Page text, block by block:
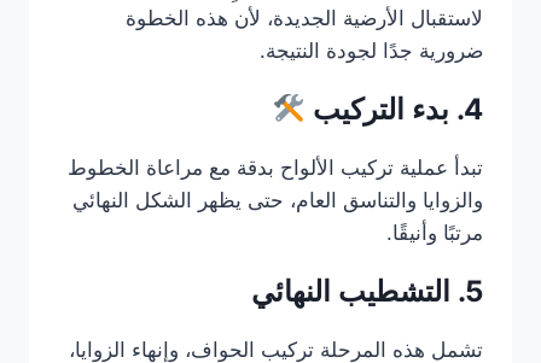
لاستقبال الأرضية الجديدة، لأن هذه الخطوة
ضرورية جدًا لجودة النتيجة.
4. بدء التركيب
تبدأ عملية تركيب الألواح بدقة مع مراعاة الخطوط
والزوايا والتناسق العام، حتى يظهر الشكل النهائي
مرتبًا وأنيقًا.
5. التشطيب النهائي
تشمل هذه المرحلة تركيب الحواف، وإنهاء الزوايا،